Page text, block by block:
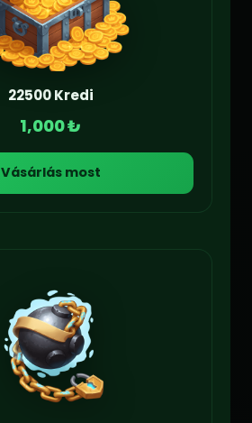
22500 Kredi
1,000 ₺
Vásárlás most